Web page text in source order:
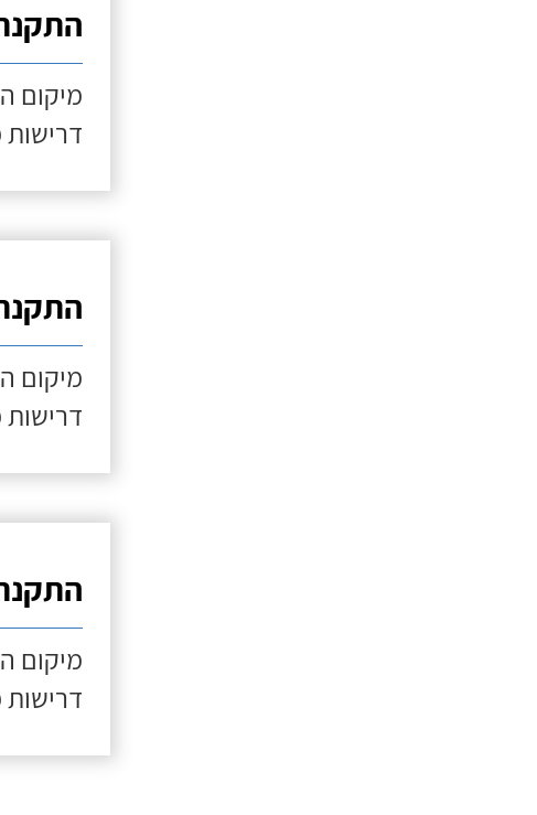
התקנת
מיקום
דרישות
התקנת
מיקום
דרישות
התקנת
מיקום
דרישות